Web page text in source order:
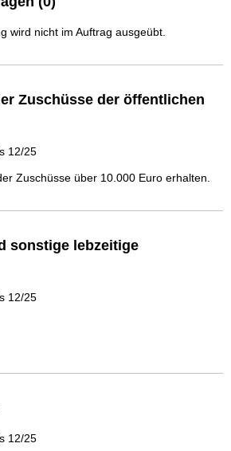
wird nicht im Auftrag ausgeübt.
Zuschüsse der öffentlichen
12/25
Zuschüsse über 10.000 Euro erhalten.
sonstige lebzeitige
12/25
12/25